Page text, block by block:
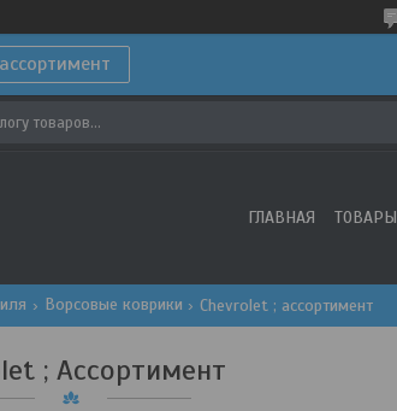
ГЛАВНАЯ ТОВАРЫ
Ворсовые коврики Chevrolet ; ассортимент
; Ассортимент